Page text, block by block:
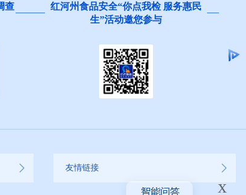
查
红河州食品安全“你点我检 服务惠民
生”活动邀您参与
友情链接
x